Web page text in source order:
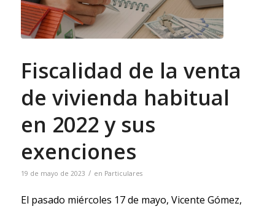
Fiscalidad de la venta
de vivienda habitual
en 2022 y sus
exenciones
19 de mayo de 2023 / en Particulares
El pasado miércoles 17 de mayo, Vicente Gómez,